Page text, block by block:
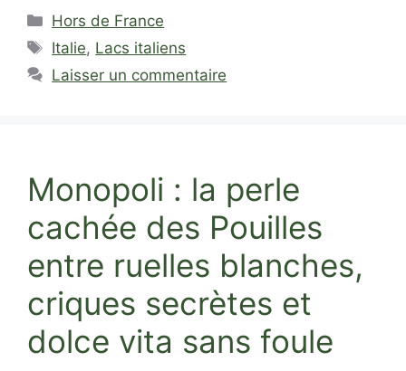
Catégories
Hors de France
Étiquettes
Italie, Lacs italiens
Laisser un commentaire
Monopoli : la perle
cachée des Pouilles
entre ruelles blanches,
criques secrètes et
dolce vita sans foule